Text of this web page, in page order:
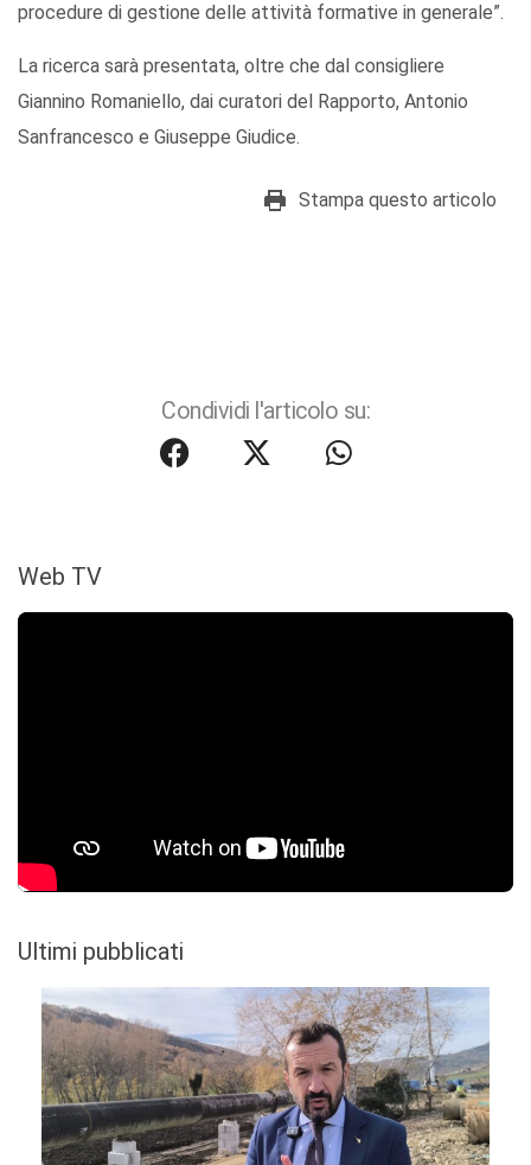
procedure di gestione delle attività formative in generale”.
La ricerca sarà presentata, oltre che dal consigliere
Giannino Romaniello, dai curatori del Rapporto, Antonio
Sanfrancesco e Giuseppe Giudice.
Stampa questo articolo
Condividi l'articolo su:
Web TV
Ultimi pubblicati